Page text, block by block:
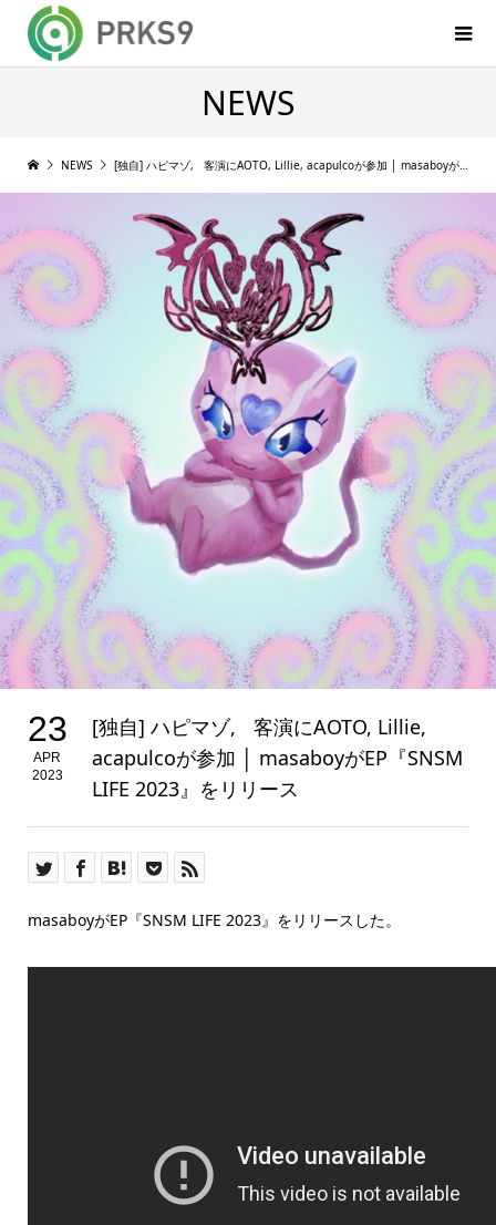
NEWS
NEWS [独自] ハピマゾ, 客演にAOTO, Lillie, acapulcoが参加 │ masaboyがEP『SNSM LIFE 2023』をリリース
23
APR
2023
[独自] ハピマゾ, 客演にAOTO, Lillie,
acapulcoが参加 │ masaboyがEP『SNSM
LIFE 2023』をリリース
masaboyがEP『SNSM LIFE 2023』をリリースした。